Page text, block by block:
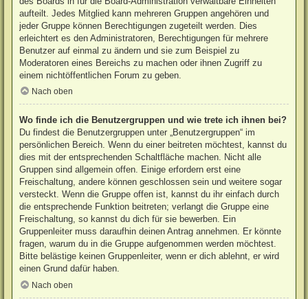
aufteilt. Jedes Mitglied kann mehreren Gruppen angehören und
jeder Gruppe können Berechtigungen zugeteilt werden. Dies
erleichtert es den Administratoren, Berechtigungen für mehrere
Benutzer auf einmal zu ändern und sie zum Beispiel zu
Moderatoren eines Bereichs zu machen oder ihnen Zugriff zu
einem nichtöffentlichen Forum zu geben.
Nach oben
Wo finde ich die Benutzergruppen und wie trete ich ihnen bei?
Du findest die Benutzergruppen unter „Benutzergruppen“ im
persönlichen Bereich. Wenn du einer beitreten möchtest, kannst du
dies mit der entsprechenden Schaltfläche machen. Nicht alle
Gruppen sind allgemein offen. Einige erfordern erst eine
Freischaltung, andere können geschlossen sein und weitere sogar
versteckt. Wenn die Gruppe offen ist, kannst du ihr einfach durch
die entsprechende Funktion beitreten; verlangt die Gruppe eine
Freischaltung, so kannst du dich für sie bewerben. Ein
Gruppenleiter muss daraufhin deinen Antrag annehmen. Er könnte
fragen, warum du in die Gruppe aufgenommen werden möchtest.
Bitte belästige keinen Gruppenleiter, wenn er dich ablehnt, er wird
einen Grund dafür haben.
Nach oben